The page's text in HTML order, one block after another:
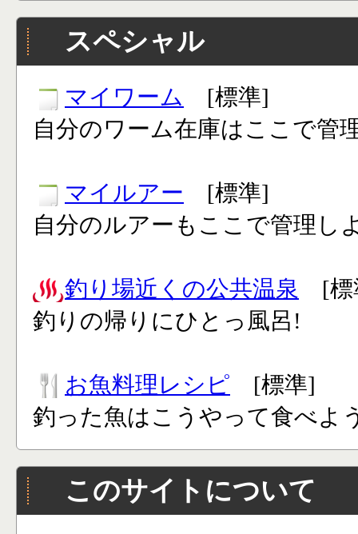
スペシャル
マイワーム
[標準]
自分のワーム在庫はここで管
マイルアー [標準]
自分のルアーもここで管理し
釣り場近くの公共温泉 [標
釣りの帰りにひとっ風呂!
お魚料理レシピ [標準]
釣った魚はこうやって食べよ
このサイトについて